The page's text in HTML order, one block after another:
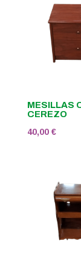
MESILLAS
CEREZO
40,00 €